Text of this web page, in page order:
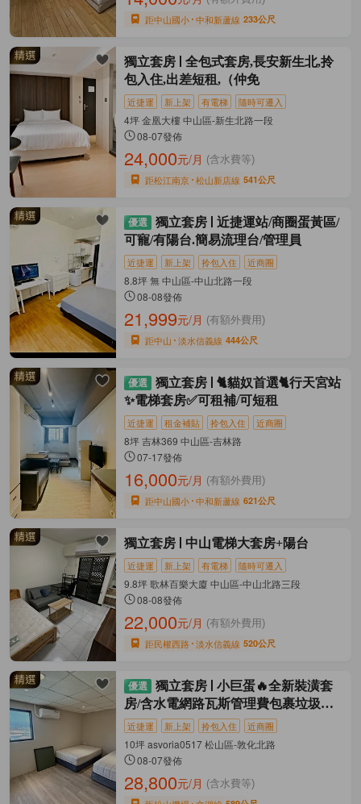
距中山國小 中和新蘆線 233公尺
獨立套房
全包式套房,長安新生北,拎
包入住,出差短租,（仲免
近捷運 新上架 有電梯 隨時可遷入
4坪 金凰大樓 中山區-新生北路一段
08-07發佈
24,000元/月 (含水費等)
距松江南京 松山新店線 541公尺
獨立套房
近捷運站/商圈蛋黃區/
可寵/有陽台.簡易流理台/管理員
近捷運 新上架 拎包入住 近商圈
8.8坪 無 中山區-中山北路一段
08-08發佈
21,999元/月 (有額外費用)
距中山 淡水信義線 444公尺
獨立套房
🐈貓奴首選🐈行天宮站
✨電梯套房✅可租補/可短租
近捷運 租金補貼 拎包入住 近商圈
8坪 吉林369 中山區-吉林路
07-17發佈
16,000元/月 (有額外費用)
距中山國小 中和新蘆線 621公尺
獨立套房 中山電梯大套房+陽台
近捷運 新上架 有電梯 隨時可遷入
9.8坪 歌林百樂大廈 中山區-中山北路三段
08-08發佈
22,000元/月 (有額外費用)
距民權西路 淡水信義線 520公尺
獨立套房
小巨蛋🔥全新裝潢套
房/含水電網路瓦斯管理費包裹垃圾代
收
近捷運 新上架 拎包入住 近商圈
10坪 asvoria0517 松山區-敦化北路
08-07發佈
28,800元/月 (含水費等)